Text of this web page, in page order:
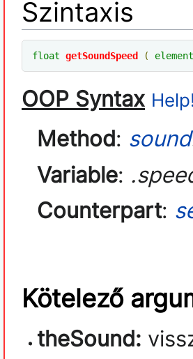
Szintaxis
float getSoundSpeed ( element
OOP Syntax
Method: sound
Variable:
Counterpart:
Kötelező
theSound: